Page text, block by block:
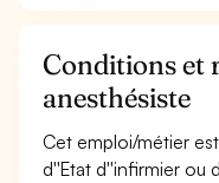
Conditions et
anesthésiste
Cet emploi/métier
d''Etat d''infirmier ou